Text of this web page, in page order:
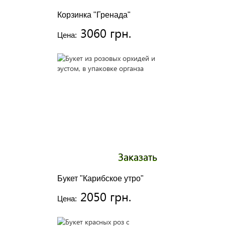
Корзинка "Гренада"
Цена: 3060 грн.
Букет "Карибское утро"
Цена: 2050 грн.
Заказать